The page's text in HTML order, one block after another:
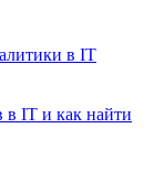
в IT
в IT и как найти